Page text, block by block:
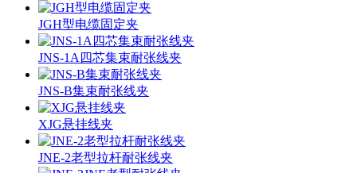
JGH型电缆固定夹
JNS-1A四芯集束耐张线夹
JNS-B集束耐张线夹
XJG悬挂线夹
JNE-2老型拉杆耐张线夹